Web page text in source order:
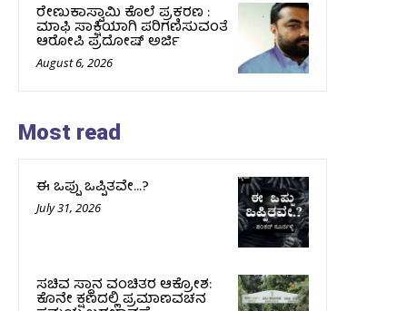
ರೇಣುಕಾಸ್ವಾಮಿ ಕೊಲೆ ಪ್ರಕರಣ :
ಮಾಫಿ ಸಾಕ್ಷಿಯಾಗಿ ಪರಿಗಣಿಸುವಂತೆ
ಆರೋಪಿ ಪ್ರದೋಷ್‌ ಅರ್ಜಿ
August 6, 2026
Most read
ಈ ಒಪ್ಪು ಒಪ್ಪಿತವೇ…?
July 31, 2026
ಸಚಿವ ಸ್ಥಾನ ವಂಚಿತರ ಆಕ್ರೋಶ:
ಕೊನೇ ಕ್ಷಣದಲ್ಲಿ ಪ್ರಮಾಣವಚನ